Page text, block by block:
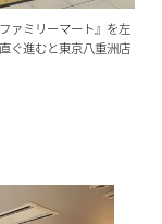
ァミリーマート』を左
ぐ進むと東京八重洲店